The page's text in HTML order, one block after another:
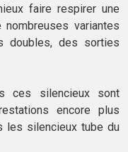
faire respirer une
variantes
doubles, des sorties
ces silencieux sont
encore plus
les silencieux tube du